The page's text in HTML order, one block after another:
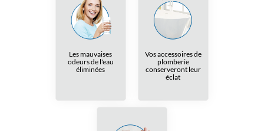
Les mauvaises
odeurs de l'eau
éliminées
Vos accessoires de
plomberie
conserveront leur
éclat